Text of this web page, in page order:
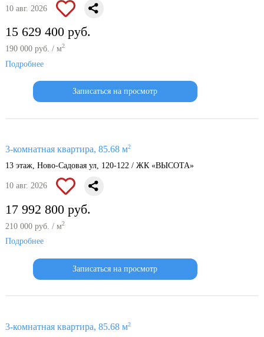
10 авг. 2026
15 629 400 руб.
190 000 руб. / м2
Подробнее
Записаться на просмотр
3-комнатная квартира, 85.68 м2
13 этаж, Ново-Садовая ул, 120-122 / ЖК «ВЫСОТА»
10 авг. 2026
17 992 800 руб.
210 000 руб. / м2
Подробнее
Записаться на просмотр
3-комнатная квартира, 85.68 м2